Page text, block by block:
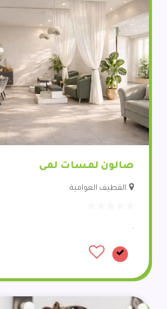
صالون لمسات لمى
القطيف العوامية
.